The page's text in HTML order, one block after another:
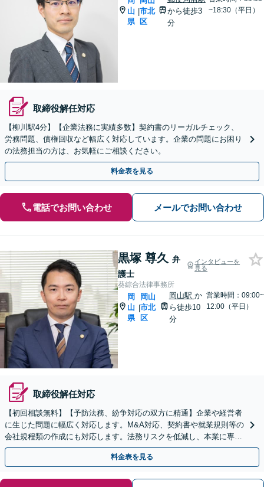
山
県
|市北
区
から徒歩3
分
~18:30（平日）
取締役解任対応
【柳川駅4分】【企業法務に実績多数】契約書のリーガルチェック、
労務問題、債権回収など幅広く対応しています。企業の問題にお困り
の法務担当の方は、お気軽にご相談ください。
料金表を見る
電話でお問い合わせ メールでお問い合わせ
黒塚 尊久 弁
護士
インタビューを
見る
葵綜合法律事務所
岡
山
県
|
岡山
市北
区
岡山駅 か
ら徒歩10
分
営業時間：09:00~
12:00（平日）
取締役解任対応
【初回相談無料】【予防法務、紛争対応の双方に精通】企業や経営者
に生じた問題に幅広く対応します。M&A対応、契約書や就業規則等の
会社規程類の作成にも対応します。法務リスクを低減し、本業に専念
できる環境を整えます。お気軽にご相談ください
料金表を見る